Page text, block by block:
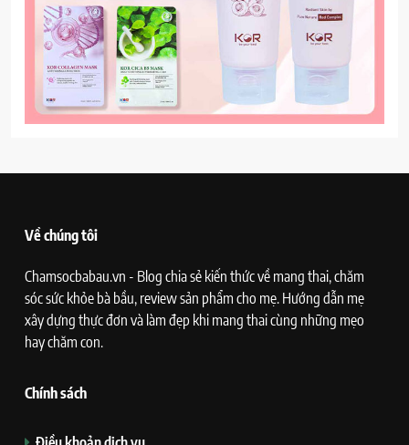
Về chúng tôi
Chamsocbabau.vn - Blog chia sẻ kiến thức về mang thai, chăm
sóc sức khỏe bà bầu, review sản phẩm cho mẹ. Hướng dẫn mẹ
xây dựng thực đơn và làm đẹp khi mang thai cùng những mẹo
hay chăm con.
Chính sách